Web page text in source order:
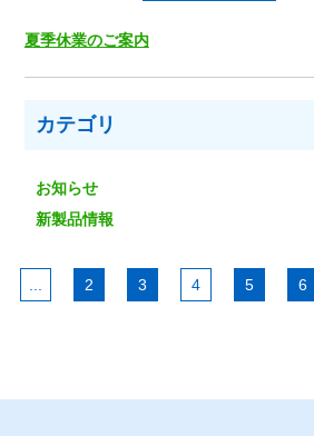
夏季休業のご案内
カテゴリ
お知らせ
新製品情報
2 3 4 5 6